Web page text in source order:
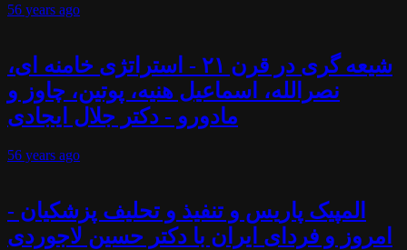
56 years ago
شیعه گری در قرن ۲۱ - استراتژی خامنه ای،
نصرالله، اسماعیل هنیه، پوتین، چاوز و
مادورو - دکتر جلال ایجادی
56 years ago
المپیک پاریس و تنفیذ و تحلیف پزشکیان -
امروز و فردای ایران با دکتر حسین لاجوردی